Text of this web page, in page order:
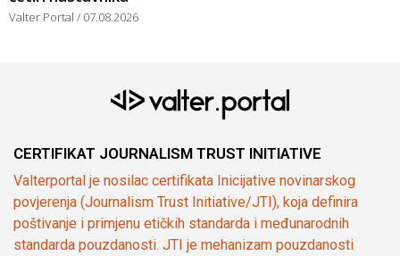
Valter Portal 07.08.2026
CERTIFIKAT JOURNALISM TRUST INITIATIVE
Valterportal je nosilac certifikata Inicijative novinarskog
povjerenja (Journalism Trust Initiative/JTI), koja definira
poštivanje i primjenu etičkih standarda i međunarodnih
standarda pouzdanosti. JTI je mehanizam pouzdanosti